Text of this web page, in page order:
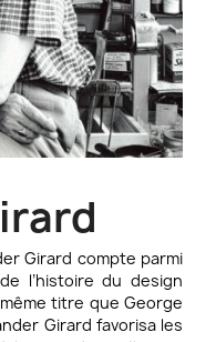
Girard compte parmi
l’histoire du design
titre que George
Girard favorisa les